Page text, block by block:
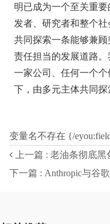
明已成为一个至关重
发者、研究者和整个
共同探索一条能够兼
责任担当的发展道路
一家公司、任何一个
下，由多元主体共同探
变量名不存在 {/
上一篇 : 老油条彻底黑化：一人公司